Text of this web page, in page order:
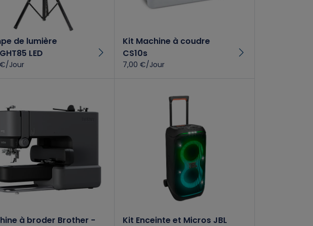
de lumière
LED
Jour
Kit Machine à coudre
CS10s
7,00 €/Jour
à broder Brother - Kit Enceinte et Micros JBL